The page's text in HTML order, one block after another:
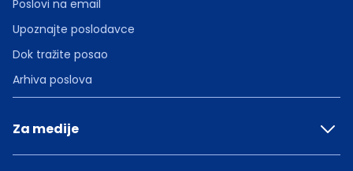
Poslovi na email
Upoznajte poslodavce
Dok tražite posao
Arhiva poslova
Za medije